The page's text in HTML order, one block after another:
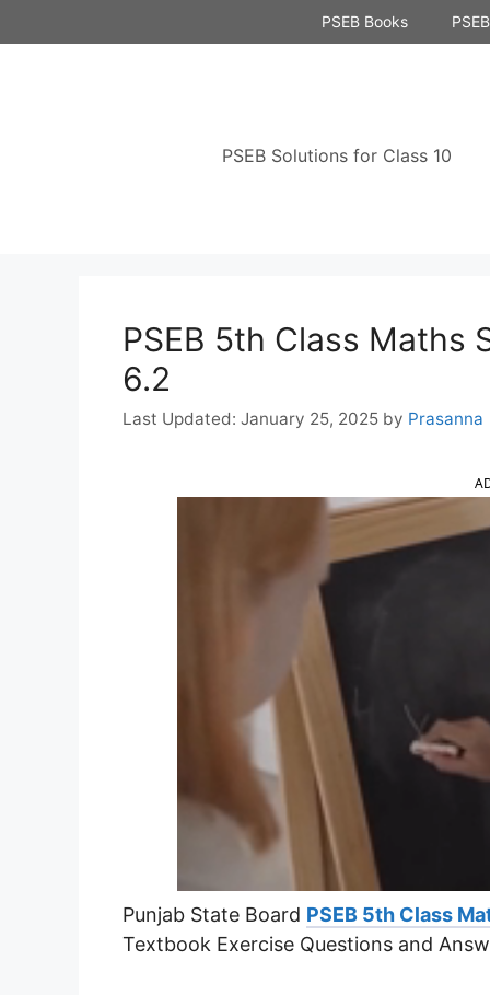
to
PSEB Books
PSEB Solutions for Class 10
PSEB 5th Class Maths
6.2
January 25, 2025 by Prasanna
Punjab State Board PSEB 5th Class
Textbook Exercise Questions and